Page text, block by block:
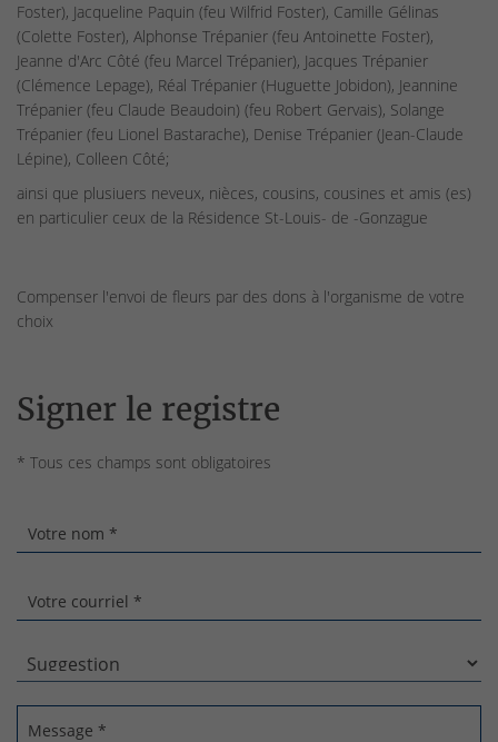
Foster), Jacqueline Paquin (feu Wilfrid Foster), Camille Gélinas
(Colette Foster), Alphonse Trépanier (feu Antoinette Foster),
Jeanne d'Arc Côté (feu Marcel Trépanier), Jacques Trépanier
(Clémence Lepage), Réal Trépanier (Huguette Jobidon), Jeannine
Trépanier (feu Claude Beaudoin) (feu Robert Gervais), Solange
Trépanier (feu Lionel Bastarache), Denise Trépanier (Jean-Claude
Lépine), Colleen Côté;
ainsi que plusiuers neveux, nièces, cousins, cousines et amis (es)
en particulier ceux de la Résidence St-Louis- de -Gonzague
Compenser l'envoi de fleurs par des dons à l'organisme de votre
choix
Signer le registre
* Tous ces champs sont obligatoires
Votre nom *
Votre courriel *
Message *